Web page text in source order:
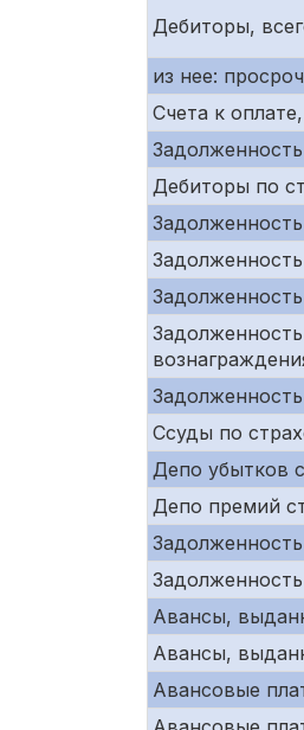
Дебиторы,
из нее:
Счета к
Дебиторы по
Ссуды по
Депо убытков
Депо премий
Авансы,
Авансы,
Авансовые